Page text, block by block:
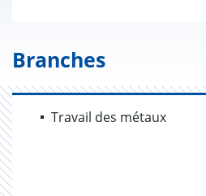
Branches
Travail des métaux